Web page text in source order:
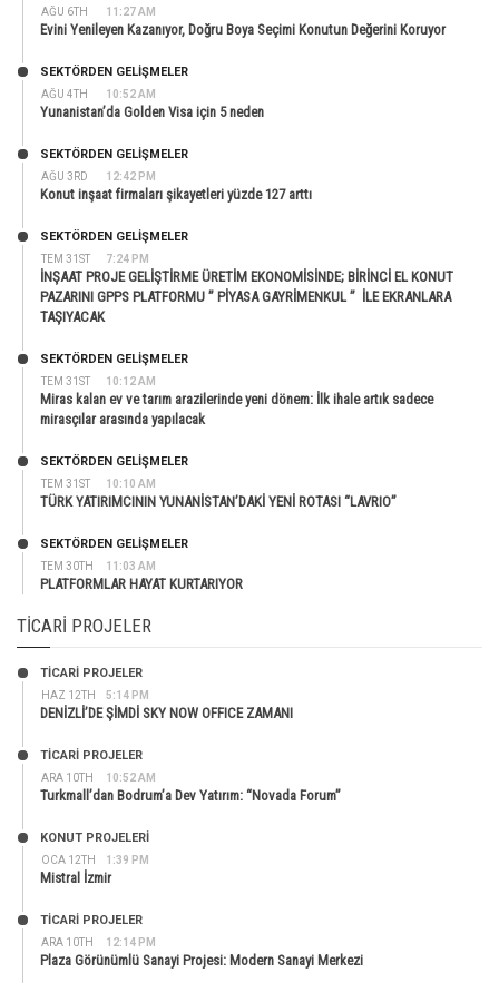
AĞU 6TH 11:27 AM
Evini Yenileyen Kazanıyor, Doğru Boya Seçimi Konutun Değerini Koruyor
AĞU 4TH 10:52 AM
SEKTÖRDEN GELIŞMELER
Yunanistan’da Golden Visa için 5 neden
AĞU 3RD 12:42 PM
SEKTÖRDEN GELIŞMELER
Konut inşaat firmaları şikayetleri yüzde 127 arttı
TEM 31ST 7:24 PM
SEKTÖRDEN GELIŞMELER
İNŞAAT PROJE GELİŞTİRME ÜRETİM EKONOMİSİNDE; BİRİNCİ EL KONUT
PAZARINI GPPS PLATFORMU ” PİYASA GAYRİMENKUL ” İLE EKRANLARA
TAŞIYACAK
TEM 31ST 10:12 AM
SEKTÖRDEN GELIŞMELER
Miras kalan ev ve tarım arazilerinde yeni dönem: İlk ihale artık sadece
mirasçılar arasında yapılacak
TEM 31ST 10:10 AM
SEKTÖRDEN GELIŞMELER
TÜRK YATIRIMCININ YUNANİSTAN’DAKİ YENİ ROTASI “LAVRIO”
TEM 30TH 11:03 AM
SEKTÖRDEN GELIŞMELER
PLATFORMLAR HAYAT KURTARIYOR
TICARI PROJELER
HAZ 12TH 5:14 PM
TİCARİ PROJELER
DENİZLİ’DE ŞİMDİ SKY NOW OFFICE ZAMANI
ARA 10TH 10:52 AM
TİCARİ PROJELER
Turkmall’dan Bodrum’a Dev Yatırım: “Novada Forum”
OCA 12TH 1:39 PM
KONUT PROJELERI
Mistral İzmir
ARA 10TH 12:14 PM
TİCARİ PROJELER
Plaza Görünümlü Sanayi Projesi: Modern Sanayi Merkezi